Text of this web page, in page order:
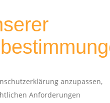
anzupassen,
Anforderungen